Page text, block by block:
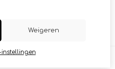
Weigeren